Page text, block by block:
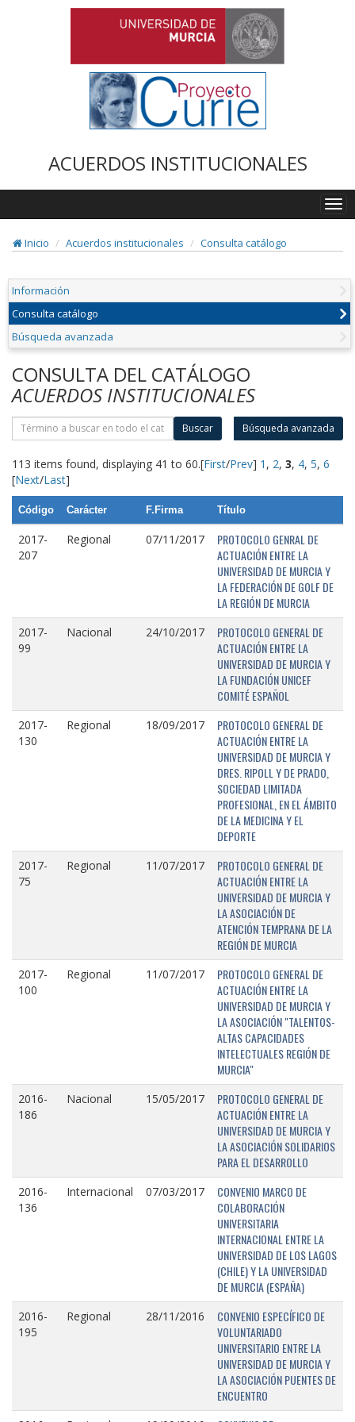
ACUERDOS INSTITUCIONALES
Inicio
Acuerdos institucionales Consulta catálogo
Información
Consulta catálogo
Búsqueda avanzada
CONSULTA DEL CATÁLOGO
ACUERDOS INSTITUCIONALES
Buscar Búsqueda avanzada
113 items found, displaying 41 to 60.[First/Prev] 1 , 2, 3, 4, 5, 6
[Next/Last]
Código Carácter F.Firma Título
2017-
207
Regional 07/11/2017
PROTOCOLO GENRAL DE
ACTUACIÓN ENTRE LA
UNIVERSIDAD DE MURCIA Y
LA FEDERACIÓN DE GOLF DE
LA REGIÓN DE MURCIA
2017-
99
Nacional 24/10/2017
PROTOCOLO GENERAL DE
ACTUACIÓN ENTRE LA
UNIVERSIDAD DE MURCIA Y
LA FUNDACIÓN UNICEF
COMITÉ ESPAÑOL
2017-
130
Regional 18/09/2017
PROTOCOLO GENERAL DE
ACTUACIÓN ENTRE LA
UNIVERSIDAD DE MURCIA Y
DRES. RIPOLL Y DE PRADO,
SOCIEDAD LIMITADA
PROFESIONAL, EN EL ÁMBITO
DE LA MEDICINA Y EL
DEPORTE
2017-
75
Regional 11/07/2017
PROTOCOLO GENERAL DE
ACTUACIÓN ENTRE LA
UNIVERSIDAD DE MURCIA Y
LA ASOCIACIÓN DE
ATENCIÓN TEMPRANA DE LA
REGIÓN DE MURCIA
2017-
100
Regional 11/07/2017
PROTOCOLO GENERAL DE
ACTUACIÓN ENTRE LA
UNIVERSIDAD DE MURCIA Y
LA ASOCIACIÓN "TALENTOS-
ALTAS CAPACIDADES
INTELECTUALES REGIÓN DE
MURCIA"
2016-
186
Nacional 15/05/2017
PROTOCOLO GENERAL DE
ACTUACIÓN ENTRE LA
UNIVERSIDAD DE MURCIA Y
LA ASOCIACIÓN SOLIDARIOS
PARA EL DESARROLLO
2016-
136
Internacional 07/03/2017
CONVENIO MARCO DE
COLABORACIÓN
UNIVERSITARIA
INTERNACIONAL ENTRE LA
UNIVERSIDAD DE LOS LAGOS
(CHILE) Y LA UNIVERSIDAD
DE MURCIA (ESPAÑA)
2016-
195
Regional 28/11/2016
CONVENIO ESPECÍFICO DE
VOLUNTARIADO
UNIVERSITARIO ENTRE LA
UNIVERSIDAD DE MURCIA Y
LA ASOCIACIÓN PUENTES DE
ENCUENTRO